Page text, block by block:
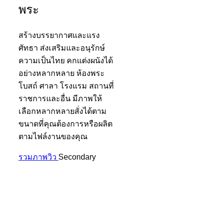
พระ
สร้างบรรยากาศและแรง
ศัทธา ส่งเสริมและอนุรักษ์
ความเป็นไทย คกแต่งผนังได้
อย่างหลากหลาย ห้องพระ
โบสถ์ ศาลา โรงแรม สถานที่
ราชการและอื่น มีภาพให้
เลือกหลากหลายสั่งได้ตาม
ขนาดที่คุณต้องการหรือผลิต
ตามไฟล์งานของคุณ
รวมภาพวิว Secondary